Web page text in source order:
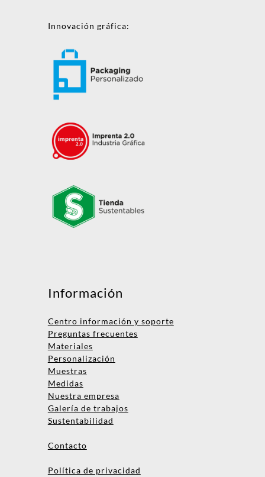
Innovación gráfica:
Información
Centro información y soporte
Preguntas frecuentes
Materiales
Personalización
Muestras
Medidas
Nuestra empresa
Galería de trabajos
Sustentabilidad
Contacto
Política de privacidad
Nombre
Empresa
Teléfono